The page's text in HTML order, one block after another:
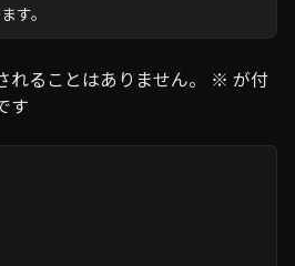
す。
ることはありません。
※ が付
す